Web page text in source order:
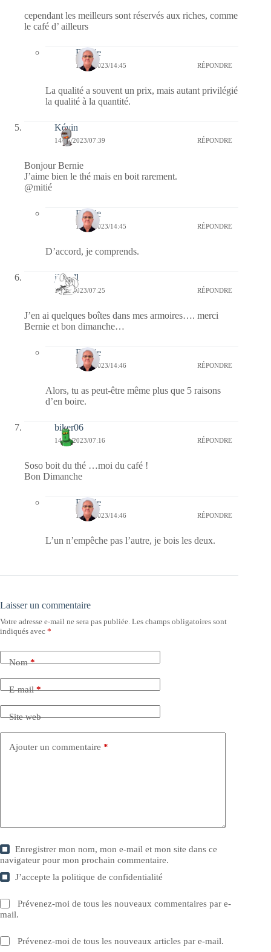
cependant les meilleurs sont réservés aux riches, comme
le café d’ ailleurs
Bernie
14/05/2023/14:45 RÉPONDRE
La qualité a souvent un prix, mais autant privilégié
la qualité à la quantité.
Kévin
14/05/2023/07:39 RÉPONDRE
Bonjour Bernie
J’aime bien le thé mais en boit rarement.
@mitié
Bernie
14/05/2023/14:45 RÉPONDRE
D’accord, je comprends.
jill bill
14/05/2023/07:25 RÉPONDRE
J’en ai quelques boîtes dans mes armoires…. merci
Bernie et bon dimanche…
Bernie
14/05/2023/14:46 RÉPONDRE
Alors, tu as peut-être même plus que 5 raisons
d’en boire.
biker06
14/05/2023/07:16 RÉPONDRE
Soso boit du thé …moi du café !
Bon Dimanche
Bernie
14/05/2023/14:46 RÉPONDRE
L’un n’empêche pas l’autre, je bois les deux.
Laisser un commentaire
Votre adresse e-mail ne sera pas publiée. Les champs obligatoires sont
indiqués avec *
Nom*
E-mail*
Site web
Ajouter un commentaire *
Enregistrer mon nom, mon e-mail et mon site dans ce
navigateur pour mon prochain commentaire.
J’accepte lapolitique de confidentialité
Prévenez-moi de tous les nouveaux commentaires par e-
mail.
Prévenez-moi de tous les nouveaux articles par e-mail.